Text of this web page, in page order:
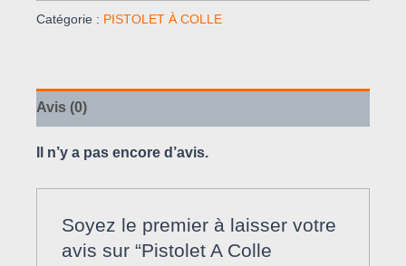
Catégorie : PISTOLET À COLLE
Avis (0)
Il n’y a pas encore d’avis.
Soyez le premier à laisser votre
avis sur “Pistolet A Colle